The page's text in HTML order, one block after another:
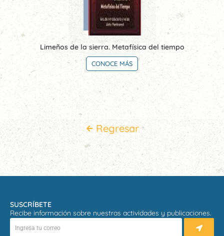
Limeños de la sierra. Metafísica del tiempo
CONOCE MÁS
Regresar
SUSCRÍBETE
Recibe información sobre nuestras actividades y publicaciones.